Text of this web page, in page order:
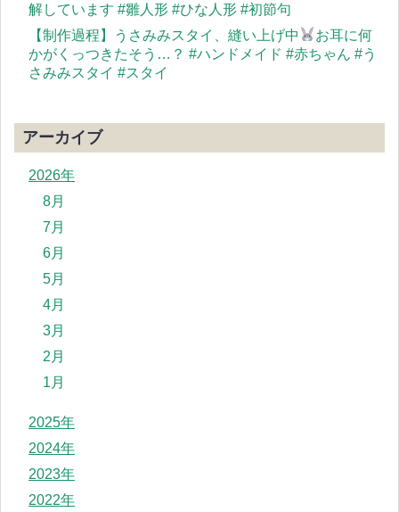
解しています #雛人形 #ひな人形 #初節句
【制作過程】うさみみスタイ、縫い上げ中
お耳に何
かがくっつきたそう…？ #ハンドメイド #赤ちゃん #う
さみみスタイ #スタイ
アーカイブ
2026年
8月
7月
6月
5月
4月
3月
2月
1月
2025年
2024年
2023年
2022年